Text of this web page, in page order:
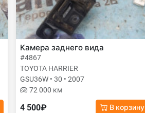
Камера заднего вида
#4867
TOYOTA HARRIER
GSU36W • 30 • 2007
72 000 км
4 500₽ В корзину